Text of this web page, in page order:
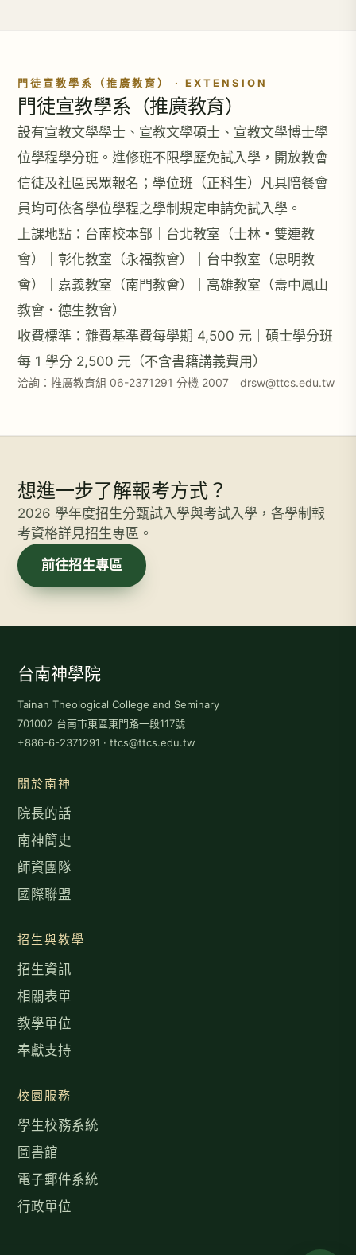
門徒宣教學系（推廣教育） · EXTENSION
門徒宣教學系（推廣教育）
設有宣教文學學士、宣教文學碩士、宣教文學博士學
位學程學分班。進修班不限學歷免試入學，開放教會
信徒及社區民眾報名；學位班（正科生）凡具陪餐會
員均可依各學位學程之學制規定申請免試入學。
上課地點：台南校本部｜台北教室（士林・雙連教
會）｜彰化教室（永福教會）｜台中教室（忠明教
會）｜嘉義教室（南門教會）｜高雄教室（壽中鳳山
教會・德生教會）
收費標準：雜費基準費每學期 4,500 元｜碩士學分班
每 1 學分 2,500 元（不含書籍講義費用）
洽詢：推廣教育組 06-2371291 分機 2007 drsw@ttcs.edu.tw
想進一步了解報考方式？
2026 學年度招生分甄試入學與考試入學，各學制報
考資格詳見招生專區。
前往招生專區
台南神學院
Tainan Theological College and Seminary
701002 台南市東區東門路一段117號
+886-6-2371291 · ttcs@ttcs.edu.tw
關於南神
院長的話
南神簡史
師資團隊
國際聯盟
招生與教學
招生資訊
相關表單
教學單位
奉獻支持
校園服務
學生校務系統
圖書館
電子郵件系統
行政單位